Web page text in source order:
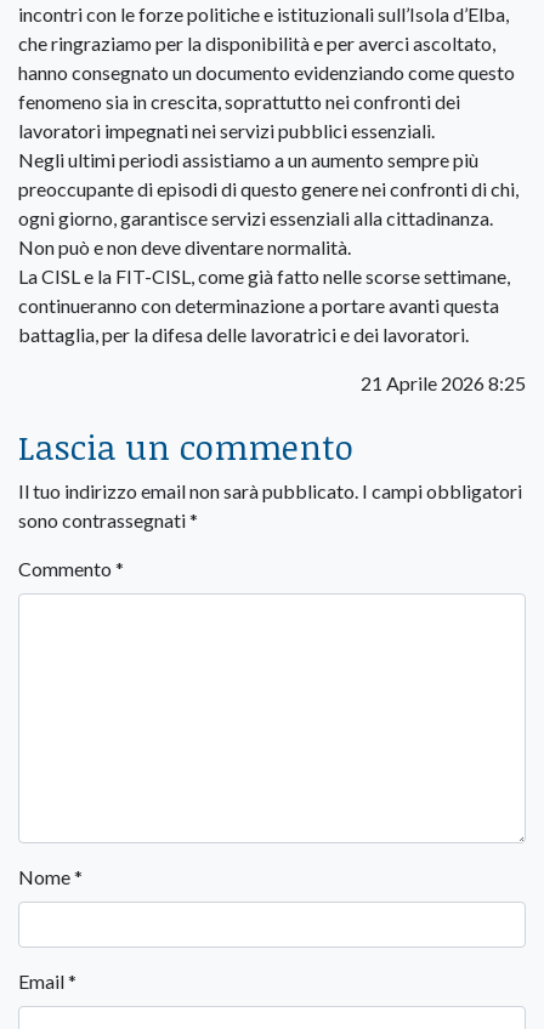
incontri con le forze politiche e istituzionali sull’Isola d’Elba,
che ringraziamo per la disponibilità e per averci ascoltato,
hanno consegnato un documento evidenziando come questo
fenomeno sia in crescita, soprattutto nei confronti dei
lavoratori impegnati nei servizi pubblici essenziali.
Negli ultimi periodi assistiamo a un aumento sempre più
preoccupante di episodi di questo genere nei confronti di chi,
ogni giorno, garantisce servizi essenziali alla cittadinanza.
Non può e non deve diventare normalità.
La CISL e la FIT-CISL, come già fatto nelle scorse settimane,
continueranno con determinazione a portare avanti questa
battaglia, per la difesa delle lavoratrici e dei lavoratori.
21 Aprile 2026 8:25
Lascia un commento
Il tuo indirizzo email non sarà pubblicato. I campi obbligatori
sono contrassegnati*
Commento *
Nome*
Email*